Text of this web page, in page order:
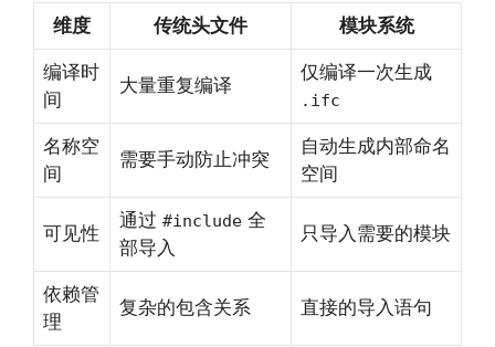
维度 传统头文件 模块系统
编译时
间
大量重复编译
仅编译一次生成
.ifc
名称空
间
需要手动防止冲突
自动生成内部命名
空间
可见性
通过 #include 全
部导入
只导入需要的模块
依赖管
理
复杂的包含关系 直接的导入语句